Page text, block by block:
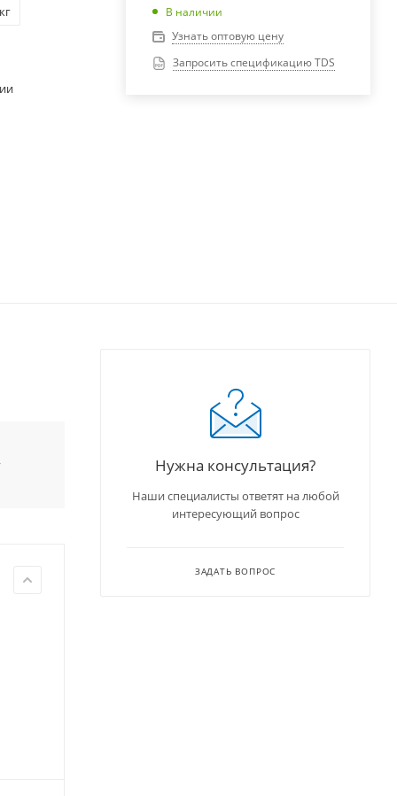
В наличии
Узнать оптовую цену
Запросить спецификацию TDS
Нужна консультация?
Наши специалисты ответят на любой
интересующий вопрос
ЗАДАТЬ ВОПРОС